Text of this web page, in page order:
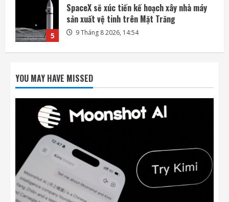
1
Bài kiểm tra an toàn AI đang trở thành
nguồn rủi ro
10 Tháng 8 2026, 07:57
2
trình NextSlide
10 Tháng 8 2026, 07:33
3
Apple và OpenAI leo thang cuộc chiến pháp
lý liên quan đến thiết bị AI
4
Các kỹ sư chạy đua cứu tàu vũ trụ LINK
trước khi quá muộn
9 Tháng 8 2026, 19:00
YOU MAY HAVE MISSED